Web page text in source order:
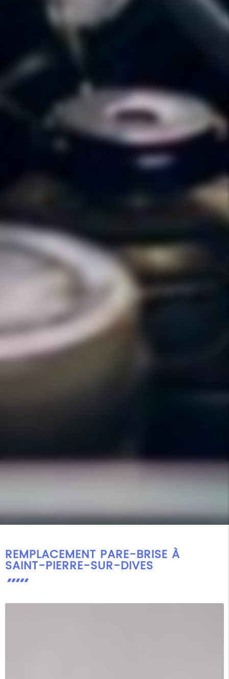
REMPLACEMENT PARE-BRISE À
SAINT-PIERRE-SUR-DIVES